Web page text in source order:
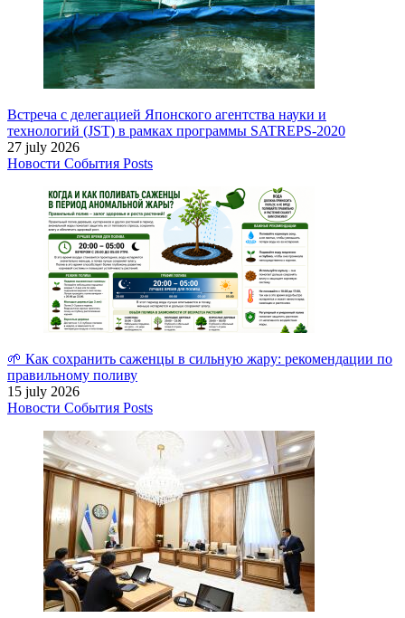
Встреча с делегацией Японского агентства науки и
технологий (JST) в рамках программы SATREPS-2020
27 july 2026
Новости События Posts
🌱 Как сохранить саженцы в сильную жару: рекомендации по
правильному поливу
15 july 2026
Новости События Posts